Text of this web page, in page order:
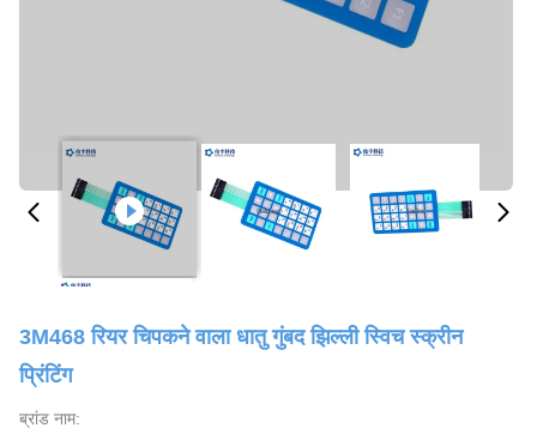
3M468 रियर चिपकने वाला धातु गुंबद झिल्ली स्विच स्क्रीन
प्रिंटिंग
ब्रांड नाम: